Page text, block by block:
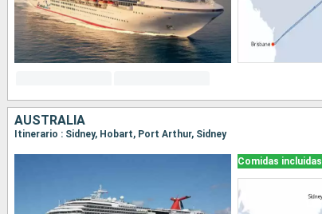
AUSTRALIA
Itinerario : Sidney, Hobart, Port Arthur, Sidney
Comidas incluidas